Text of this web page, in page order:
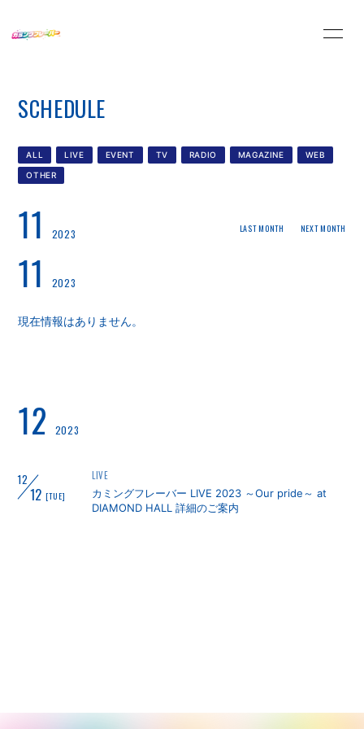
SCHEDULE
VIDEO
DISCOGRAPHY
SCHEDULE
ALL LIVE EVENT TV RADIO MAGAZINE WEB
OTHER
11 2023 LAST MONTH NEXT MONTH
11 2023
現在情報はありません。
12 2023
12
12 [TUE]
LIVE
カミングフレーバー LIVE 2023 ～Our pride～ at
DIAMOND HALL 詳細のご案内